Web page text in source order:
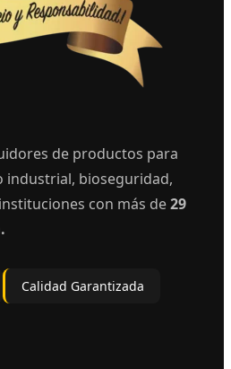
de productos para
industrial, bioseguridad,
con más de29
Calidad Garantizada